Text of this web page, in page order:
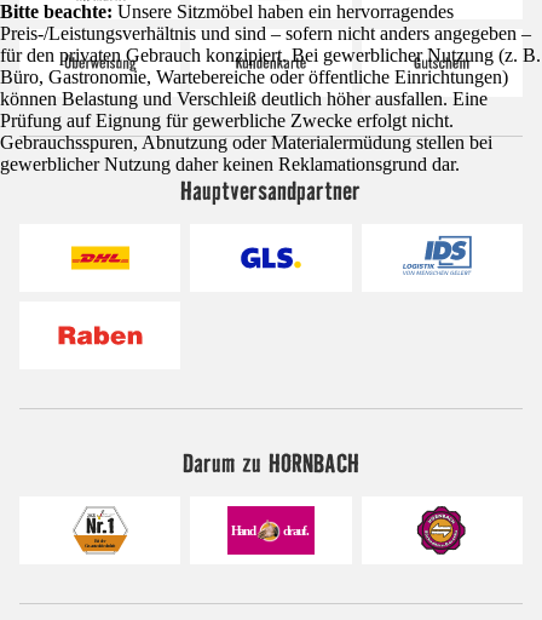
Bitte beachte: Unsere Sitzmöbel haben ein hervorragendes
Preis-/Leistungsverhältnis und sind – sofern nicht anders angegeben –
für den privaten Gebrauch konzipiert. Bei gewerblicher Nutzung (z. B.
Büro, Gastronomie, Wartebereiche oder öffentliche Einrichtungen)
können Belastung und Verschleiß deutlich höher ausfallen. Eine
Prüfung auf Eignung für gewerbliche Zwecke erfolgt nicht.
Gebrauchsspuren, Abnutzung oder Materialermüdung stellen bei
gewerblicher Nutzung daher keinen Reklamationsgrund dar.
Hauptversandpartner
Darum zu HORNBACH